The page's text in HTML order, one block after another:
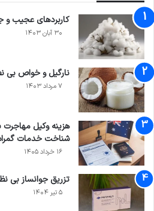
کاربرد‌های عجیب و
۳۰ آبان ۱۴۰۳
نارگیل و خواص بی
۷ مرداد ۱۴۰۳
هزینه وکیل مهاجرت
شناخت خدمات
۱۶ خرداد ۱۴۰۵
تزریق جوانساز بی
۵ تیر ۱۴۰۴